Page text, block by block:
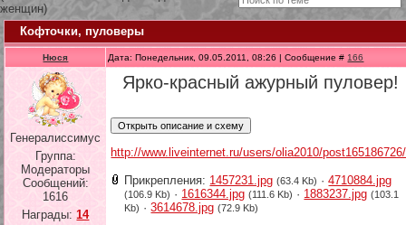
женщин)
Кофточки, пуловеры
Нюся Дата: Понедельник, 09.05.2011, 08:26 | Сообщение # 166
Генералиссимус
Группа:
Модераторы
Сообщений:
1616
Награды:14
Ярко-красный ажурный пуловер!
http://www.liveinternet.ru/users/olia2010/post165186726/
Прикрепления: 1457231.jpg (63.4 Kb) ·4710884.jpg
(106.9 Kb) · 1616344.jpg (111.6 Kb) · 1883237.jpg (103.1
Kb) ·3614678.jpg (72.9 Kb)